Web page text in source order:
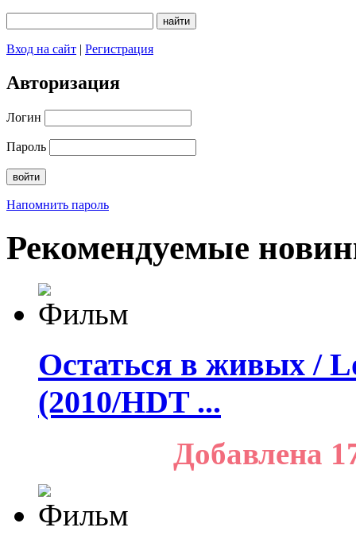
Вход на сайт | Регистрация
Авторизация
Логин
Пароль
Напомнить пароль
Рекомендуемые
Остаться в живых /
(2010/HDT ...
Добавлена